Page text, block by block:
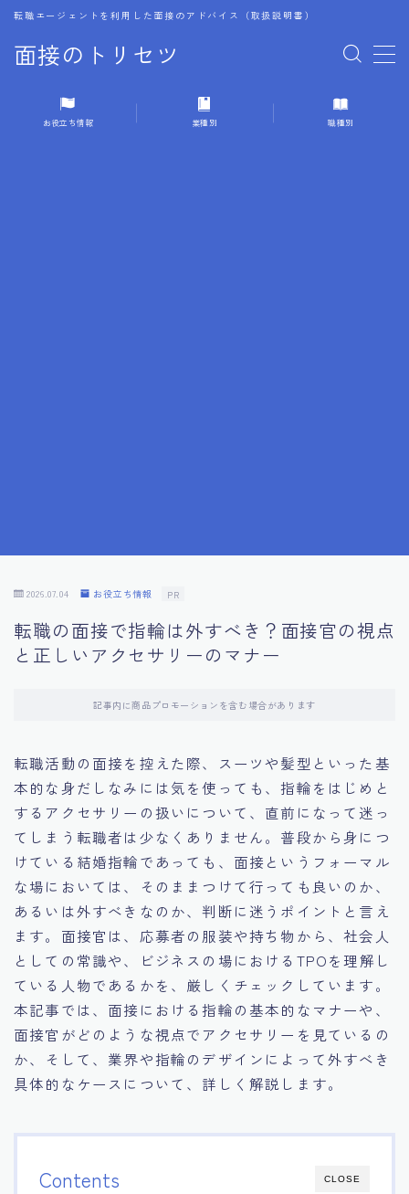
面接のトリセツ
転職エージェントを利用した面接のアドバイス（取扱説明書）
MENU
1.成功する面接戦略
10.フィードバックを活用する方法
11.オンライン面接の成功への鍵
14.キャリアアップのための面接戦略
15.職場適応力をアピールする方法
16.エージェントと良好な関係を築く方法
17.面接でブランクを効果的に伝える方法
18.転職後の職場に適応するためのヒント
お役立ち情報 業種別 職種別
2026.07.04 お役立ち情報 PR
転職の面接で指輪は外すべき？面接官の視点
と正しいアクセサリーのマナー
記事内に商品プロモーションを含む場合があります
転職活動の面接を控えた際、スーツや髪型といった基
本的な身だしなみには気を使っても、指輪をはじめと
するアクセサリーの扱いについて、直前になって迷っ
てしまう転職者は少なくありません。普段から身につ
けている結婚指輪であっても、面接というフォーマル
な場においては、そのままつけて行っても良いのか、
あるいは外すべきなのか、判断に迷うポイントと言え
ます。面接官は、応募者の服装や持ち物から、社会人
としての常識や、ビジネスの場におけるTPOを理解し
ている人物であるかを、厳しくチェックしています。
本記事では、面接における指輪の基本的なマナーや、
面接官がどのような視点でアクセサリーを見ているの
か、そして、業界や指輪のデザインによって外すべき
具体的なケースについて、詳しく解説します。
CLOSE
Contents